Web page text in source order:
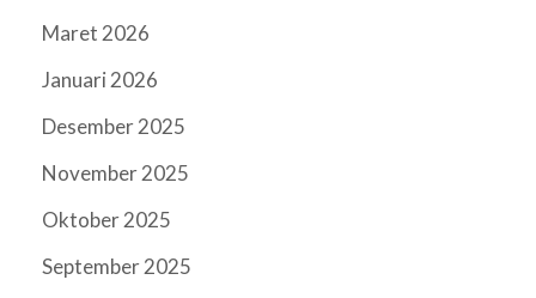
Maret 2026
Januari 2026
Desember 2025
November 2025
Oktober 2025
September 2025